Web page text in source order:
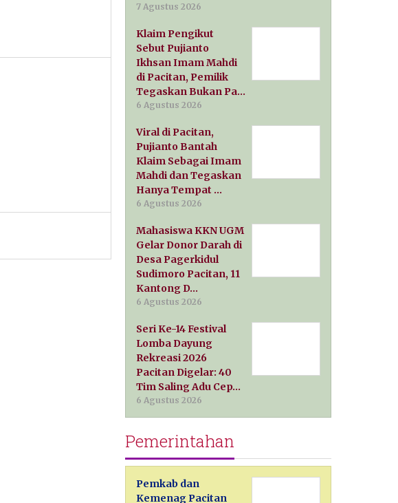
7 Agustus 2026
Klaim Pengikut
Sebut Pujianto
Ikhsan Imam Mahdi
di Pacitan, Pemilik
Tegaskan Bukan Pa…
6 Agustus 2026
Viral di Pacitan,
Pujianto Bantah
Klaim Sebagai Imam
Mahdi dan Tegaskan
Hanya Tempat …
6 Agustus 2026
Mahasiswa KKN UGM
Gelar Donor Darah di
Desa Pagerkidul
Sudimoro Pacitan, 11
Kantong D…
6 Agustus 2026
Seri Ke-14 Festival
Lomba Dayung
Rekreasi 2026
Pacitan Digelar: 40
Tim Saling Adu Cep…
6 Agustus 2026
Pemerintahan
Pemkab dan
Kemenag Pacitan